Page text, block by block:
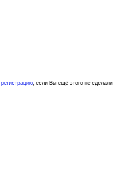
регистрацию , если Вы ещё этого не сделали.